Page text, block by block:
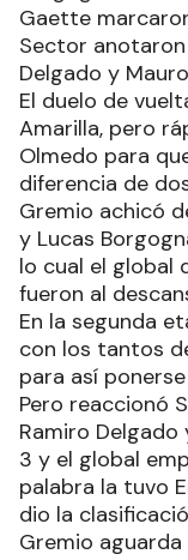
Gaette
Sector
Delgado y
El duelo de
Amarilla, pero
Olmedo para
diferencia de
Gremio achicó
y Lucas
lo cual el global
fueron al
En la segunda
con los tantos
para así
Pero reaccionó
Ramiro
3 y el global
palabra la tuvo
dio la
Gremio